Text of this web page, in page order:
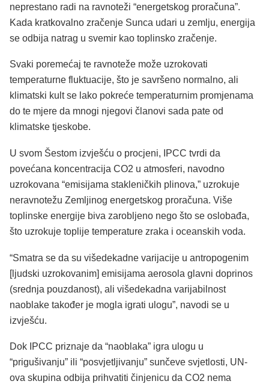
neprestano radi na ravnoteži “energetskog proračuna”.
Kada kratkovalno zračenje Sunca udari u zemlju, energija
se odbija natrag u svemir kao toplinsko zračenje.
Svaki poremećaj te ravnoteže može uzrokovati
temperaturne fluktuacije, što je savršeno normalno, ali
klimatski kult se lako pokreće temperaturnim promjenama
do te mjere da mnogi njegovi članovi sada pate od
klimatske tjeskobe.
U svom Šestom izvješću o procjeni, IPCC tvrdi da
povećana koncentracija CO2 u atmosferi, navodno
uzrokovana “emisijama stakleničkih plinova,” uzrokuje
neravnotežu Zemljinog energetskog proračuna. Više
toplinske energije biva zarobljeno nego što se oslobađa,
što uzrokuje toplije temperature zraka i oceanskih voda.
“Smatra se da su višedekadne varijacije u antropogenim
[ljudski uzrokovanim] emisijama aerosola glavni doprinos
(srednja pouzdanost), ali višedekadna varijabilnost
naoblake također je mogla igrati ulogu”, navodi se u
izvješću.
Dok IPCC priznaje da “naoblaka” igra ulogu u
“prigušivanju” ili “posvjetljivanju” sunčeve svjetlosti, UN-
ova skupina odbija prihvatiti činjenicu da CO2 nema